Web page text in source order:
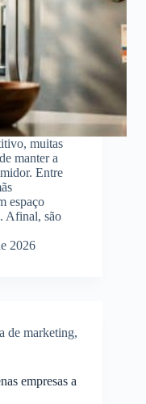
muitas
manter a
Entre
espaço
Afinal, são
2026
de marketing,
empresas a